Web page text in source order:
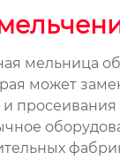
мельница
может
просеивания